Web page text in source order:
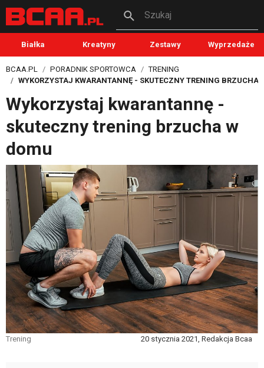
Szukaj
Białka Kreatyny Zestawy Wyprzedaże
BCAA.PL PORADNIK SPORTOWCA
TRENING
WYKORZYSTAJ KWARANTANNĘ - SKUTECZNY TRENING BRZUCHA
Wykorzystaj kwarantannę -
skuteczny trening brzucha w
domu
Trening 20 stycznia 2021, Redakcja Bcaa